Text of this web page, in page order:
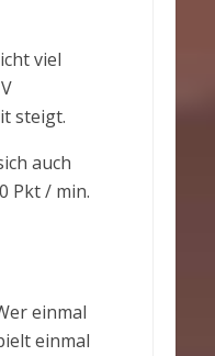
viel
steigt.
auch
Pkt / min.
einmal
einmal